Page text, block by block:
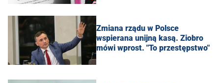
Zmiana rządu w Polsce
wspierana unijną kasą. Ziobro
mówi wprost. "To przestępstwo"